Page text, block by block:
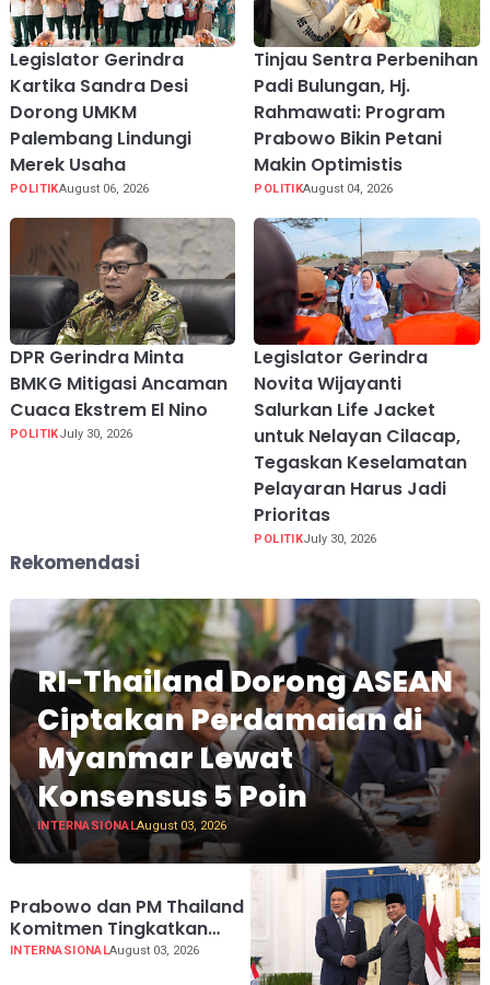
Legislator Gerindra
Kartika Sandra Desi
Dorong UMKM
Palembang Lindungi
Merek Usaha
POLITIKAugust 06, 2026
Tinjau Sentra Perbenihan
Padi Bulungan, Hj.
Rahmawati: Program
Prabowo Bikin Petani
Makin Optimistis
POLITIKAugust 04, 2026
DPR Gerindra Minta
BMKG Mitigasi Ancaman
Cuaca Ekstrem El Nino
POLITIKJuly 30, 2026
Legislator Gerindra
Novita Wijayanti
Salurkan Life Jacket
untuk Nelayan Cilacap,
Tegaskan Keselamatan
Pelayaran Harus Jadi
Prioritas
POLITIKJuly 30, 2026
Rekomendasi
RI-Thailand Dorong ASEAN
Ciptakan Perdamaian di
Myanmar Lewat
Konsensus 5 Poin
INTERNASIONALAugust 03, 2026
Prabowo dan PM Thailand
Komitmen Tingkatkan
Perdagangan hingga USD
INTERNASIONALAugust 03, 2026